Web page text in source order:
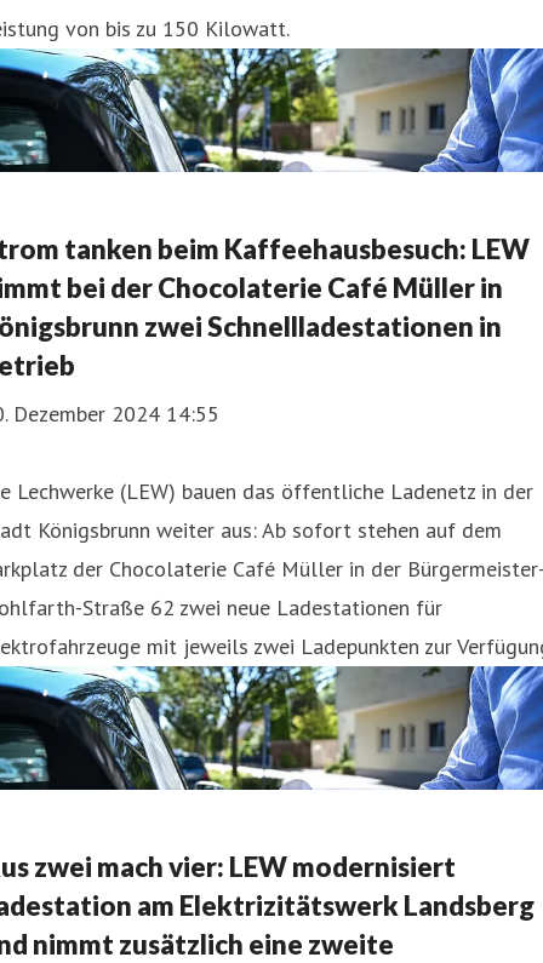
von bis zu 150 Kilowatt.
tanken beim Kaffeehausbesuch: LEW
bei der Chocolaterie Café Müller in
zwei Schnellladestationen in
Dezember 2024 14:55
Lechwerke (LEW) bauen das öffentliche Ladenetz in der
Königsbrunn weiter aus: Ab sofort stehen auf dem
der Chocolaterie Café Müller in der
Straße 62 zwei neue Ladestationen für
mit jeweils zwei Ladepunkten zur
zwei mach vier: LEW modernisiert
am Elektrizitätswerk Landsberg
nimmt zusätzlich eine zweite